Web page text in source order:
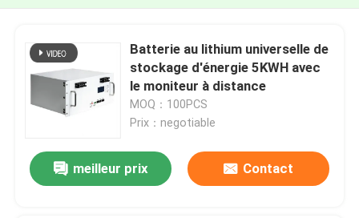
Batterie au lithium universelle de
stockage d'énergie 5KWH avec
le moniteur à distance
MOQ：100PCS
Prix：negotiable
meilleur prix Contact